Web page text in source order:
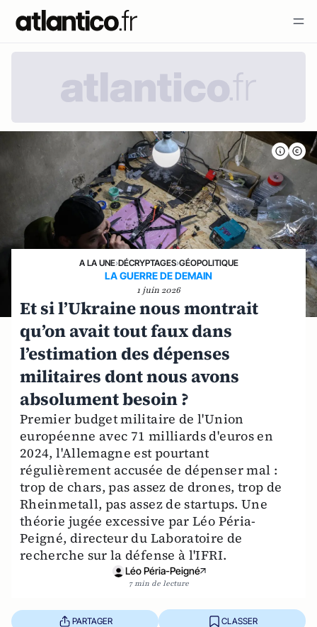
A LA UNE›DÉCRYPTAGES›GÉOPOLITIQUE
LA GUERRE DE DEMAIN
1 juin 2026
Et si l’Ukraine nous montrait
qu’on avait tout faux dans
l’estimation des dépenses
militaires dont nous avons
absolument besoin ?
Premier budget militaire de l'Union
européenne avec 71 milliards d'euros en
2024, l'Allemagne est pourtant
régulièrement accusée de dépenser mal :
trop de chars, pas assez de drones, trop de
Rheinmetall, pas assez de startups. Une
théorie jugée excessive par Léo Péria-
Peigné, directeur du Laboratoire de
recherche sur la défense à l'IFRI.
Léo Péria-Peigné
7 min de lecture
PARTAGER CLASSER